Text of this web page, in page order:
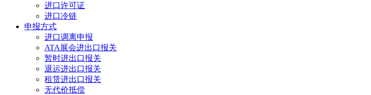
进口许可证
进口冷链
申报方式
进口调离申报
ATA展会进出口报关
暂时进出口报关
退运进出口报关
租赁进出口报关
无代价抵偿